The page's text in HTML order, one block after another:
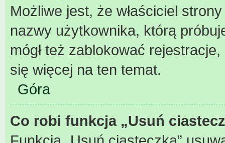
Możliwe jest, że właściciel
nazwy użytkownika, którą
mógł też zablokować
się więcej na ten temat.
Góra
Co robi funkcja „Usuń